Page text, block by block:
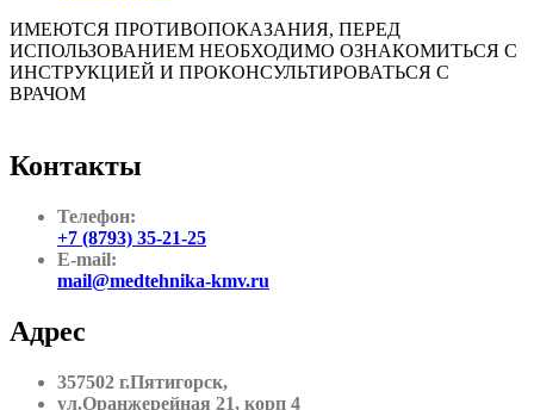
ИМЕЮТСЯ ПРОТИВОПОКАЗАНИЯ, ПЕРЕД
ИСПОЛЬЗОВАНИЕМ НЕОБХОДИМО ОЗНАКОМИТЬСЯ С
ИНСТРУКЦИЕЙ И ПРОКОНСУЛЬТИРОВАТЬСЯ С
ВРАЧОМ
Контакты
Телефон:
+7 (8793) 35-21-25
E-mail:
mail@medtehnika-kmv.ru
Адрес
357502 г.Пятигорск,
ул.Оранжерейная 21, корп 4